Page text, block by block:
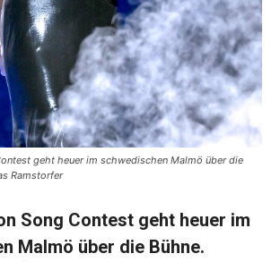
geht heuer im schwedischen Malmö über die
Ramstorfer
Song Contest geht heuer im
Malmö über die Bühne.